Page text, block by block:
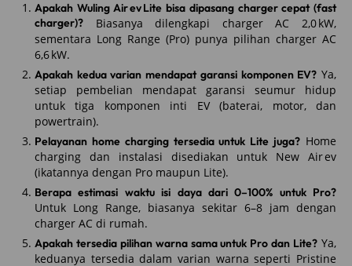
Apakah Wuling Air ev Lite bisa dipasang charger cepat (fast
charger)? Biasanya dilengkapi charger AC 2,0 kW,
sementara Long Range (Pro) punya pilihan charger AC
6,6 kW.
Apakah kedua varian mendapat garansi komponen EV? Ya,
setiap pembelian mendapat garansi seumur hidup
untuk tiga komponen inti EV (baterai, motor, dan
powertrain).
Pelayanan home charging tersedia untuk Lite juga? Home
charging dan instalasi disediakan untuk New Air ev
(ikatannya dengan Pro maupun Lite).
Berapa estimasi waktu isi daya dari 0–100% untuk Pro?
Untuk Long Range, biasanya sekitar 6–8 jam dengan
charger AC di rumah.
Apakah tersedia pilihan warna sama untuk Pro dan Lite? Ya,
keduanya tersedia dalam varian warna seperti Pristine